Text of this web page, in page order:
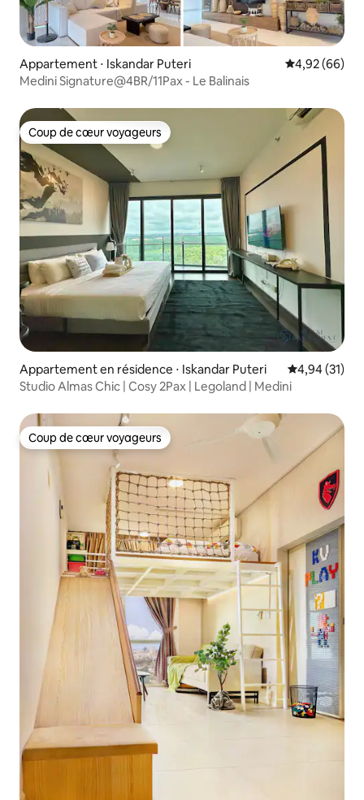
Appartement ⋅ Iskandar Puteri Évaluation
4,92 (66)
Medini Signature@4BR/11Pax - Le Balinais
Coup de cœur voyageurs
Coup de cœur voyageurs
Appartement en résidence ⋅ Iskandar Puteri Évaluation
4,94 (31)
Studio Almas Chic | Cosy 2Pax | Legoland | Medini
Coup de cœur voyageurs
Coup de cœur voyageurs